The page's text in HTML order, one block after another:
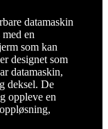
datamaskin
en
som kan
designet som
datamaskin,
deksel. De
oppleve en